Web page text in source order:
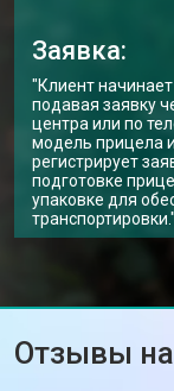
Заявка:
"Клиент
подавая заявку
центра или по
модель прицела
регистрирует
подготовке
упаковке для
транспортировки."
Отзывы